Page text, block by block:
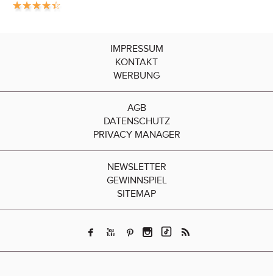
IMPRESSUM
KONTAKT
WERBUNG
AGB
DATENSCHUTZ
PRIVACY MANAGER
NEWSLETTER
GEWINNSPIEL
SITEMAP